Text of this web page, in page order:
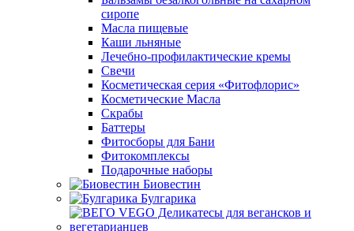
сиропе
Масла пищевые
Каши льняные
Лечебно-профилактические кремы
Свечи
Косметическая серия «Фитофлорис»
Косметические Масла
Скрабы
Баттеры
Фитосборы для Бани
Фитокомплексы
Подарочные наборы
Биовестин
Булгарика